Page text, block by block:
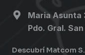
Maria Asunta
Pdo. Gral.
Descubrí Matcom